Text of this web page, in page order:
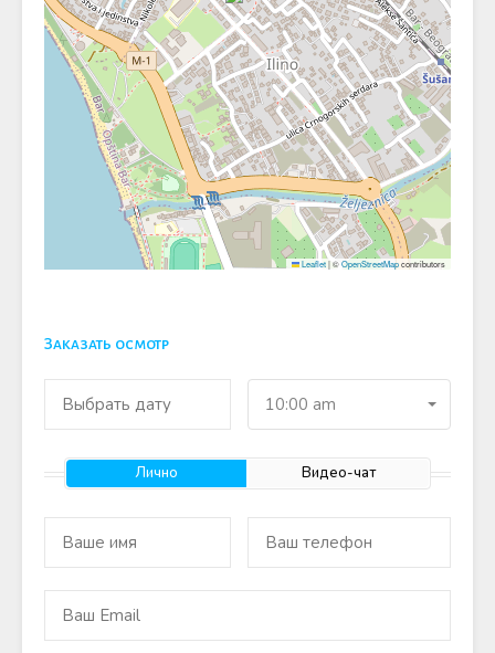
Leaflet|©OpenStreetMapcontributors
Заказать осмотр
10:00 am
Лично Видео-чат